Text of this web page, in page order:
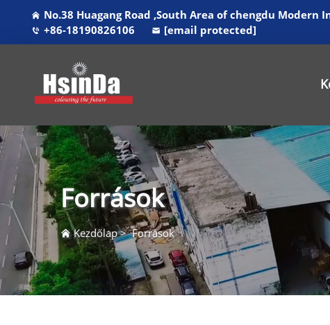
No.38 Huagang Road ,South Area of chengdu
+86-18190826106
[email protected]
Források
Kezdőlap>Források